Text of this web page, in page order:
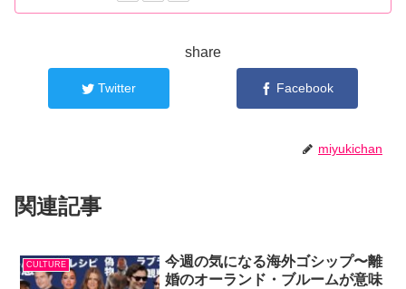
share
Twitter Facebook
miyukichan
関連記事
CULTURE
今週の気になる海外ゴシップ〜離
婚のオーランド・ブルームが意味